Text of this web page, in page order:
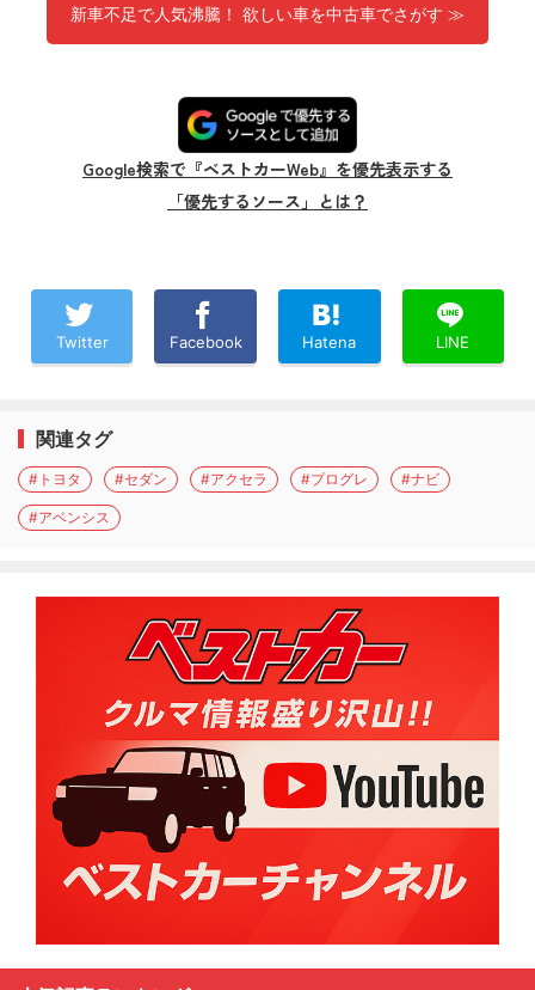
新車不足で人気沸騰！ 欲しい車を中古車でさがす ≫
Google検索で『ベストカーWeb』を優先表示する
「優先するソース」とは？
Twitter Facebook Hatena LINE
関連タグ
#トヨタ #セダン #アクセラ #プログレ #ナビ
#アベンシス